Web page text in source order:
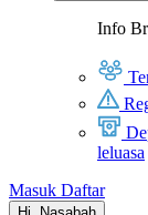
Info
leluasa
Masuk Daftar